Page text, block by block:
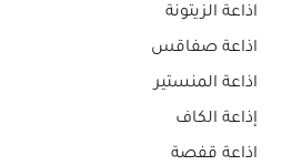
اذاعة الزيتونة
اذاعة صفاقس
اذاعة المنستير
إذاعة الكاف
اذاعة قفصة